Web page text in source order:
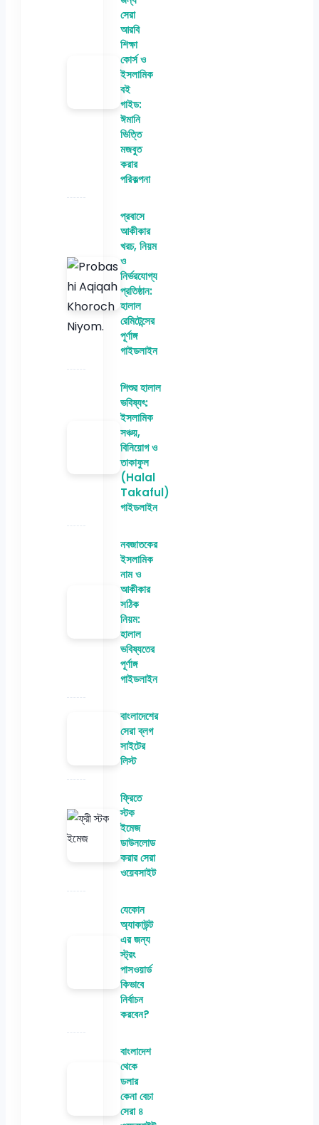
সেরা
আরবি
শিক্ষা
কোর্স ও
ইসলামিক
বই
গাইড:
ঈমানি
ভিত্তি
মজবুত
করার
পরিকল্পনা
প্রবাসে
আকীকার
খরচ, নিয়ম
ও
নির্ভরযোগ্য
প্রতিষ্ঠান:
হালাল
রেমিটেন্সের
পূর্ণাঙ্গ
গাইডলাইন
শিশুর হালাল
ভবিষ্যৎ:
ইসলামিক
সঞ্চয়,
বিনিয়োগ ও
তাকাফুল
(Halal
Takaful)
গাইডলাইন
নবজাতকের
ইসলামিক
নাম ও
আকীকার
সঠিক
নিয়ম:
হালাল
ভবিষ্যতের
পূর্ণাঙ্গ
গাইডলাইন
বাংলাদেশের
সেরা ব্লগ
সাইটের
লিস্ট
ফ্রিতে
স্টক
ইমেজ
ডাউনলোড
করার সেরা
ওয়েবসাইট
যেকোন
অ্যাকাউন্ট
এর জন্য
স্ট্রং
পাসওয়ার্ড
কিভাবে
নির্বাচন
করবেন?
বাংলাদেশ
থেকে
ডলার
কেনা বেচা
সেরা ৪